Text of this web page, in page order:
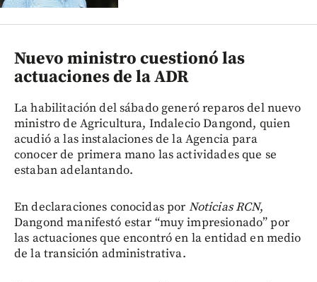
Nuevo ministro cuestionó las
actuaciones de la ADR
La habilitación del sábado generó reparos del nuevo
ministro de Agricultura, Indalecio Dangond, quien
acudió a las instalaciones de la Agencia para
conocer de primera mano las actividades que se
estaban adelantando.
En declaraciones conocidas por Noticias RCN,
Dangond manifestó estar “muy impresionado” por
las actuaciones que encontró en la entidad en medio
de la transición administrativa.